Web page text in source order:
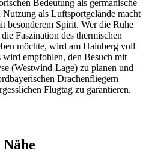
Bedeutung als germanische
als Luftsportgelände macht
besonderem Spirit. Wer die Ruhe
Faszination des thermischen
möchte, wird am Hainberg voll
empfohlen, den Besuch mit
(Westwind-Lage) zu planen und
Drachenfliegern
Flugtag zu garantieren.